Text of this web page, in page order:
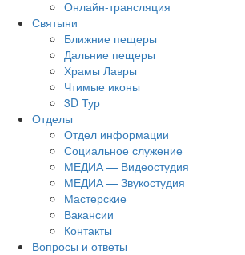
Онлайн-трансляция
Святыни
Ближние пещеры
Дальние пещеры
Храмы Лавры
Чтимые иконы
3D Тур
Отделы
Отдел информации
Социальное служение
МЕДИА — Видеостудия
МЕДИА — Звукостудия
Мастерские
Вакансии
Контакты
Вопросы и ответы